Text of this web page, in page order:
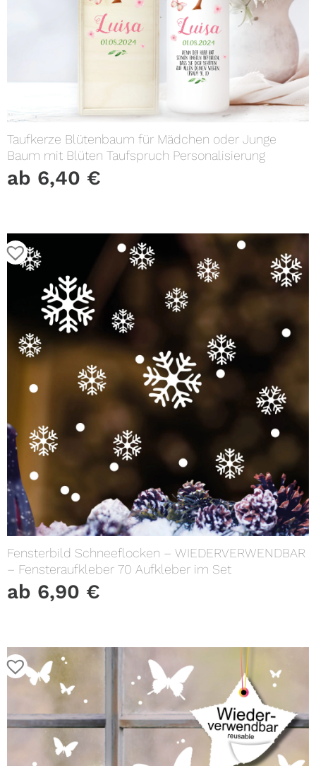
Taufkerze Blütenbaum für Mädchen oder Junge
Baum mit Blüten Taufspruch Personalisierung
ab 6,40 €
Fensterbild Schneeflocken – WIEDERVERWENDBAR
– Fensteraufkleber 70 Aufkleber im Set
ab 6,90 €